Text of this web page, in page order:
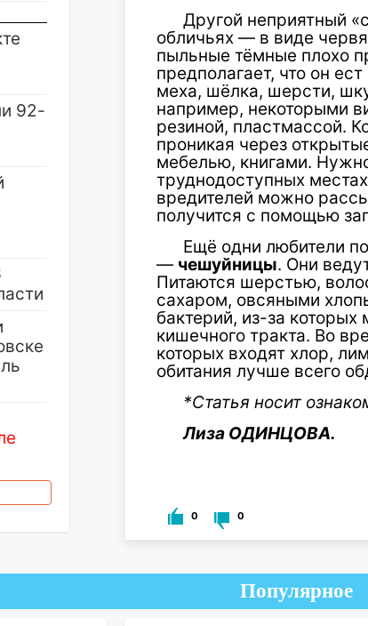
Другой неприятный
обличьях — в виде
пыльные тёмные плохо
предполагает, что он
меха, шёлка, шерсти,
например, некоторыми
резиной, пластмассой.
проникая через
мебелью, книгами.
труднодоступных
вредителей можно
получится с помощью
Ещё одни любители
— чешуйницы. Они
Питаются шерстью,
сахаром, овсяными
бактерий, из-за
кишечного тракта. Во
которых входят хлор,
обитания лучше всего
*Статья носит
Лиза ОДИНЦОВА.
0 0
92-
в
Популярное